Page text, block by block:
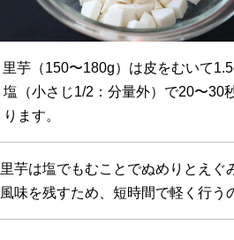
② 里芋（150〜180g）は皮をむいて
塩（小さじ1/2：分量外）で20〜30
ります。
里芋は塩でもむことでぬめりとえぐ
風味を残すため、短時間で軽く行う